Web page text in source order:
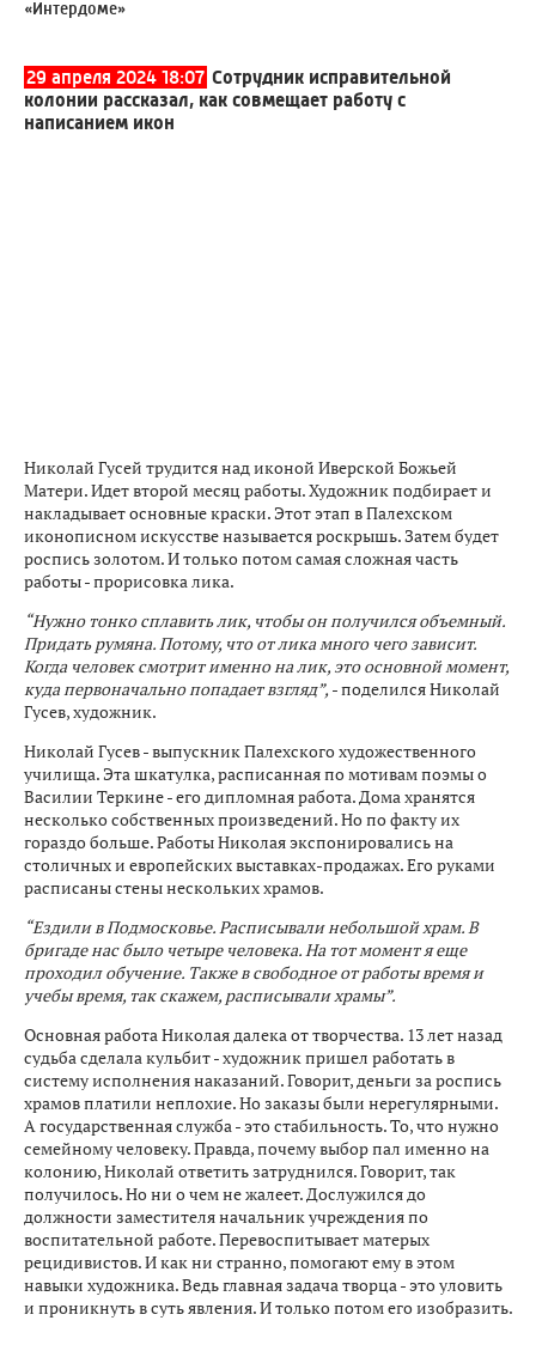
«Интердоме»
29 апреля 2024 18:07 Сотрудник исправительной
колонии рассказал, как совмещает работу с
написанием икон
Николай Гусей трудится над иконой Иверской Божьей
Матери. Идет второй месяц работы. Художник подбирает и
накладывает основные краски. Этот этап в Палехском
иконописном искусстве называется роскрышь. Затем будет
роспись золотом. И только потом самая сложная часть
работы - прорисовка лика.
“Нужно тонко сплавить лик, чтобы он получился объемный.
Придать румяна. Потому, что от лика много чего зависит.
Когда человек смотрит именно на лик, это основной момент,
куда первоначально попадает взгляд”, - поделился Николай
Гусев, художник.
Николай Гусев - выпускник Палехского художественного
училища. Эта шкатулка, расписанная по мотивам поэмы о
Василии Теркине - его дипломная работа. Дома хранятся
несколько собственных произведений. Но по факту их
гораздо больше. Работы Николая экспонировались на
столичных и европейских выставках-продажах. Его руками
расписаны стены нескольких храмов.
“Ездили в Подмосковье. Расписывали небольшой храм. В
бригаде нас было четыре человека. На тот момент я еще
проходил обучение. Также в свободное от работы время и
учебы время, так скажем, расписывали храмы”.
Основная работа Николая далека от творчества. 13 лет назад
судьба сделала кульбит - художник пришел работать в
систему исполнения наказаний. Говорит, деньги за роспись
храмов платили неплохие. Но заказы были нерегулярными.
А государственная служба - это стабильность. То, что нужно
семейному человеку. Правда, почему выбор пал именно на
колонию, Николай ответить затруднился. Говорит, так
получилось. Но ни о чем не жалеет. Дослужился до
должности заместителя начальник учреждения по
воспитательной работе. Перевоспитывает матерых
рецидивистов. И как ни странно, помогают ему в этом
навыки художника. Ведь главная задача творца - это уловить
и проникнуть в суть явления. И только потом его изобразить.